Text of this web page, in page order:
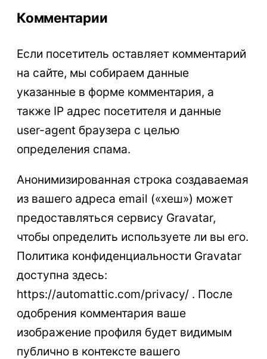
Комментарии
Если посетитель оставляет комментарий
на сайте, мы собираем данные
указанные в форме комментария, а
также IP адрес посетителя и данные
user-agent браузера с целью
определения спама.
Анонимизированная строка создаваемая
из вашего адреса email («хеш») может
предоставляться сервису Gravatar,
чтобы определить используете ли вы его.
Политика конфиденциальности Gravatar
доступна здесь:
https://automattic.com/privacy/ . После
одобрения комментария ваше
изображение профиля будет видимым
публично в контексте вашего